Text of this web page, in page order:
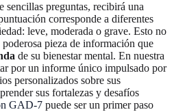
sencillas preguntas, recibirá una
corresponde a diferentes
leve, moderada o grave. Esto no
pieza de información que
de su bienestar mental. En nuestra
por un informe único impulsado por
personalizados sobre sus
sus fortalezas y desafíos
GAD-7 puede ser un primer paso